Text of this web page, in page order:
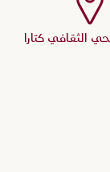
الثقافي كتارا